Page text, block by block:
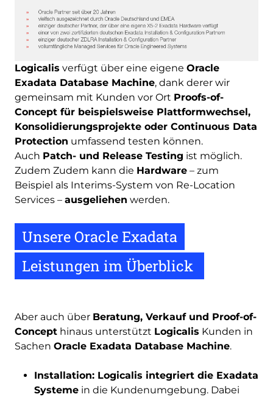
Logicalis verfügt über eine eigene Oracle
Exadata Database Machine, dank derer wir
gemeinsam mit Kunden vor Ort Proofs-of-
Concept für beispielsweise Plattformwechsel,
Konsolidierungsprojekte oder Continuous Data
Protection umfassend testen können.
Auch Patch- und Release Testing ist möglich.
Zudem Zudem kann die Hardware – zum
Beispiel als Interims-System von Re-Location
Services – ausgeliehen werden.
Unsere Oracle Exadata
Leistungen im Überblick
Aber auch über Beratung, Verkauf und Proof-of-
Concept hinaus unterstützt Logicalis Kunden in
Sachen Oracle Exadata Database Machine.
Installation: Logicalis integriert die Exadata
Systeme in die Kundenumgebung. Dabei